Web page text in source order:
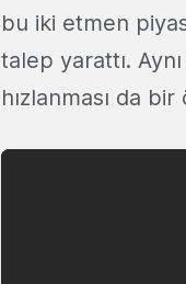
bu iki etmen
talep yarattı.
hızlanması da